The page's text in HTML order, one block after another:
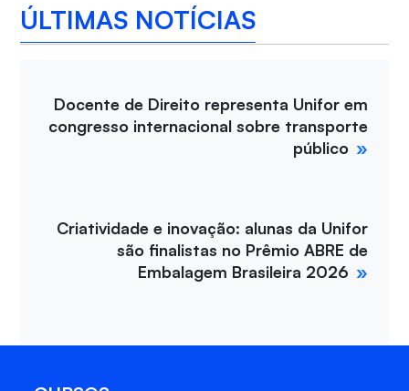
ÚLTIMAS NOTÍCIAS
Docente de Direito representa Unifor em
congresso internacional sobre transporte
público
Criatividade e inovação: alunas da Unifor
são finalistas no Prêmio ABRE de
Embalagem Brasileira 2026